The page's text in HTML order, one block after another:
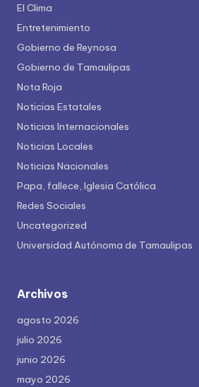
El Clima
Entretenimiento
Gobierno de Reynosa
Gobierno de Tamaulipas
Nota Roja
Noticias Estatales
Noticias Internacionales
Noticias Locales
Noticias Nacionales
Papa, fallece, Iglesia Católica
Redes Sociales
Uncategorized
Universidad Autónoma de Tamaulipas
Archivos
agosto 2026
julio 2026
junio 2026
mayo 2026